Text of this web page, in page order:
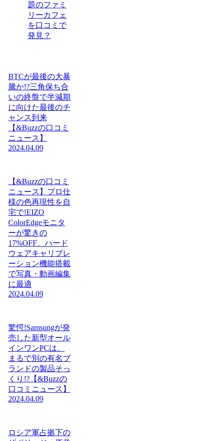
題のファミ
リーカフェ
を口コミで
発見？
BTCが最後の大暴
騰か!?三角保ち合
いの終盤で半減期
に向けた最後のチ
ャンス到来
【&Buzzの口コミ
ニュース】
2024.04.09
【&Buzzの口コミ
ニュース】プロ仕
様の色再現性を自
宅で!EIZO
ColorEdgeモニタ
ーが驚きの
17%OFF、ハード
ウェアキャリブレ
ーション機能搭載
で写真・動画編集
に最適
2024.04.09
驚愕!Samsungが発
売した新型オール
インワンPCは、
まるで別の有名ブ
ランドの製品そっ
くり!?【&Buzzの
口コミニュース】
2024.04.09
ロシア軍占拠下の